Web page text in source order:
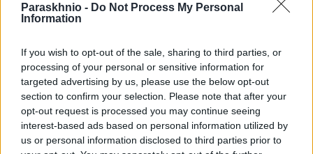
Paraskhnio - Do Not Process My Personal
Information
If you wish to opt-out of the sale, sharing to third parties, or
processing of your personal or sensitive information for
targeted advertising by us, please use the below opt-out
section to confirm your selection. Please note that after your
opt-out request is processed you may continue seeing
interest-based ads based on personal information utilized by
us or personal information disclosed to third parties prior to
Δεν κοιμούνται ποτέ τα drones
ΑΝΑΡΤΗΘΗΚΕ ΑΠΟΓΕΩΡΓΊΑ ΝΤΟΎΝΗ 6 ΙΟΥΛΊΟΥ 2024
Μπορεί προ ημερών να έγινε ανάφλεξη σε δασική έκταση στα